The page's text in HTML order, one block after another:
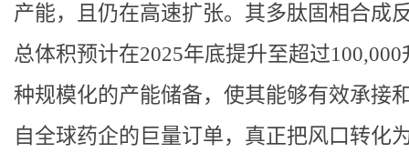
产能，且仍在高速扩张。其多肽固相合成
总体积预计在2025年底提升至超过100,000
种规模化的产能储备，使其能够有效承接
自全球药企的巨量订单，真正把风口转化